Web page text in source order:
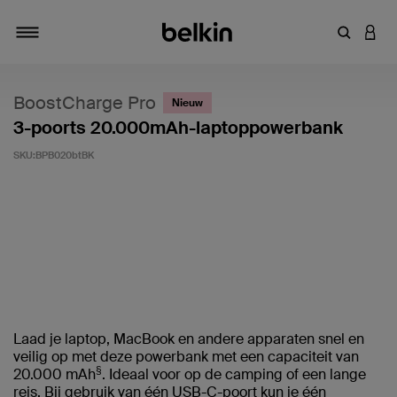
BoostCharge Pro Nieuw
3-poorts 20.000mAh-laptoppowerbank
SKU:BPB020btBK
Laad je laptop, MacBook en andere apparaten snel en
veilig op met deze powerbank met een capaciteit van
20.000 mAh§. Ideaal voor op de camping of een lange
reis. Bij gebruik van één USB-C-poort kun je één